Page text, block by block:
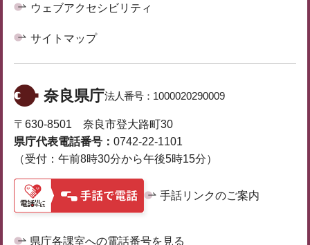
ウェブアクセシビリティ
サイトマップ
奈良県庁法人番号： 1000020290009
〒630-8501 奈良市登大路町30
県庁代表電話番号： 0742-22-1101
（受付：午前8時30分から午後5時15分）
手話リンクのご案内
県庁各課室への電話番号を見る